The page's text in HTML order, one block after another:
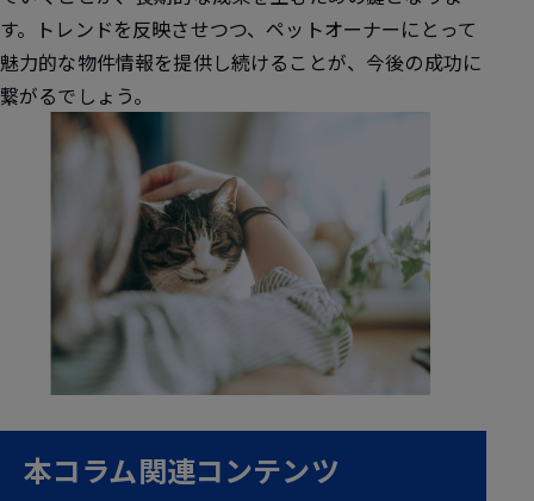
す。トレンドを反映させつつ、ペットオーナーにとって
魅力的な物件情報を提供し続けることが、今後の成功に
繋がるでしょう。
本コラム関連コンテンツ